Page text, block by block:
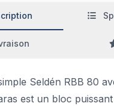
Seldén RBB 80
est un bloc